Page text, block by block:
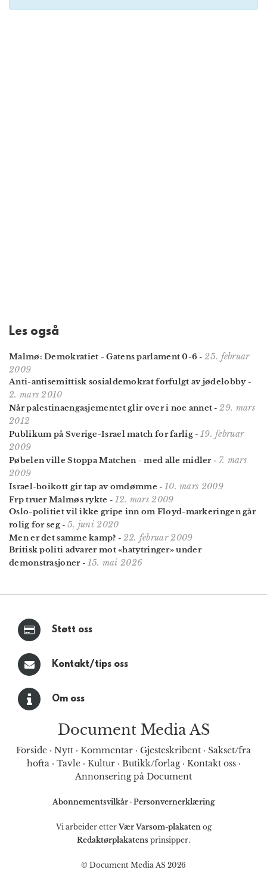
Les også
Malmø: Demokratiet - Gatens parlament 0-6 -25. februar
2009
Anti-antisemittisk sosialdemokrat forfulgt av jødelobby-
2. mars 2010
Når palestinaengasjementet glir over i noe annet -29. mars
2012
Publikum på Sverige-Israel match for farlig- 19. februar
2009
Pøbelen ville Stoppa Matchen - med alle midler- 7. mars
2009
Israel-boikott gir tap av omdømme - 10. mars 2009
Frp truer Malmøs rykte - 12. mars 2009
Oslo-politiet vil ikke gripe inn om Floyd-markeringen går
rolig for seg- 5. juni 2020
Men er det samme kamp? - 22. februar 2009
Britisk politi advarer mot «hatytringer» under
demonstrasjoner- 15. mai 2026
Støtt oss
Kontakt/tips oss
Om oss
Document Media AS
Forside · Nytt · Kommentar · Gjesteskribent · Sakset/fra
hofta· Tavle· Kultur· Butikk/forlag· Kontakt oss·
Annonsering på Document
Abonnementsvilkår · Personvernerklæring
Vi arbeider etterVær Varsom-plakatenog
Redaktørplakatens prinsipper.
© Document Media AS 2026